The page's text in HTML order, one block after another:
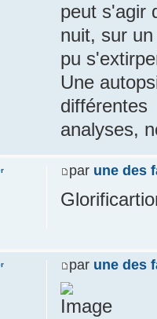
peut s'agir
nuit, sur
pu
Une
différentes
analyses,
par une des
par une des